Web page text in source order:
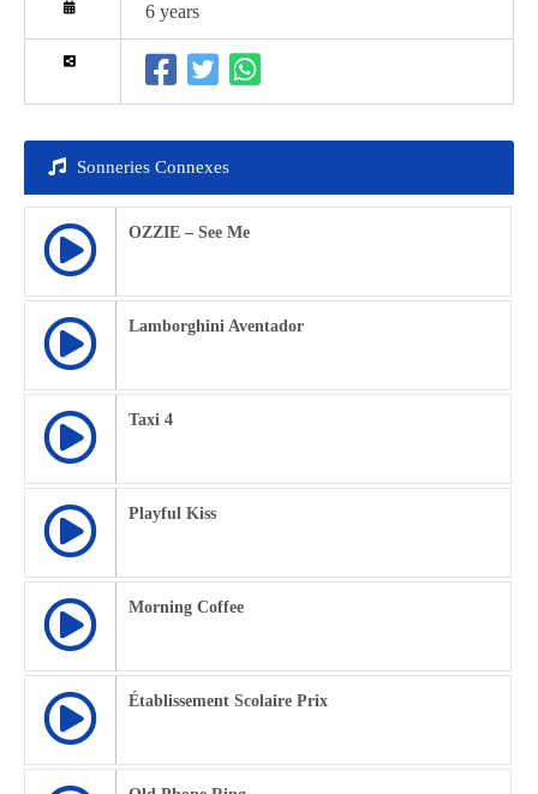
6 years
Sonneries Connexes
OZZIE – See Me
Lamborghini Aventador
Taxi 4
Playful Kiss
Morning Coffee
Établissement Scolaire Prix